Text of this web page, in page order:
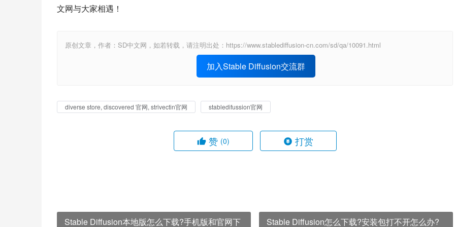
文网与大家相遇！
原创文章，作者：SD中文网，如若转载，请注明出处：https://www.stablediffusion-cn.com/sd/qa/10091.html
加入Stable Diffusion交流群
diverse store, discovered 官网, strivectin官网 stabledifussion官网
赞 (0) 打赏
Stable Diffusion本地版怎么下载?手机版和官网下
Stable Diffusion怎么下载?安装包打不开怎么办?